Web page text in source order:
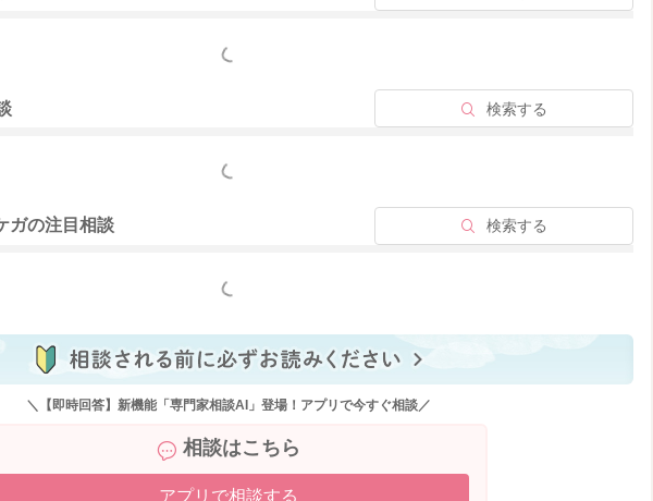
もっと見る
検索する
もっと見る
ガの注目相談 検索する
もっと見る
＼【即時回答】新機能「専門家相談AI」登場！アプリで今すぐ相談／
相談はこちら
アプリで相談する